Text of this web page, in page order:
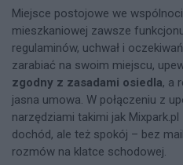
Miejsce postojowe we
mieszkaniowej zawsze
regulaminów, uchwał i
zarabiać na swoim miejscu,
zgodny z zasadami osiedla, a
jasna umowa. W połączeniu z
narzędziami takimi jak
dochód, ale też spokój – bez
rozmów na klatce schodowej.